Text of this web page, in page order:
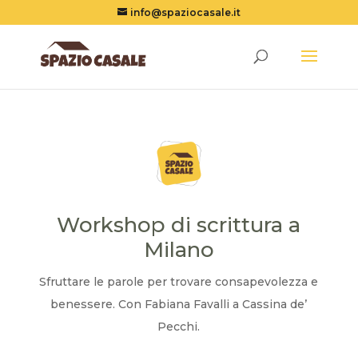
info@spaziocasale.it
Workshop di scrittura a
Milano
Sfruttare le parole per trovare consapevolezza e
benessere. Con Fabiana Favalli a Cassina de’
Pecchi.